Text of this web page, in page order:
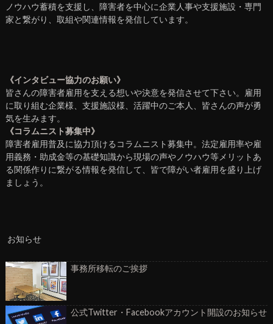
ノウハウ蓄積を支援し、障害者を中心に企業人事や支援施設・専門
家と繋がり、取組や関連情報を発信しています。
《インタビュー協力のお願い》
皆さんの障害者雇用を支える想いや決意を発信させて下さい。雇用
に取り組む企業様、支援施設様、活躍中のご本人、皆さんの声が勇
気を生みます。
《コラムニスト募集中》
障害者雇用普及に協力頂けるコラムニスト募集中。法定雇用率や雇
用義務・助成金等の基礎知識から現場の声やノウハウ等メリットあ
る関係作りに繋がる情報を発信して、皆で障がい者雇用を盛り上げ
ましょう。
お知らせ
事務所移転のご挨拶
公式Twitter・Facebookアカウント開設のお知らせ